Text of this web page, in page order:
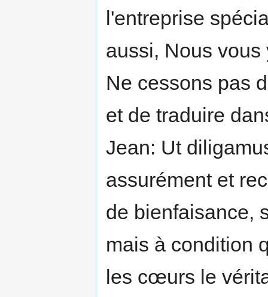
l'entreprise
aussi, Nous
Ne cessons pas
et de traduire
Jean: Ut
assurément et
de bienfaisance,
mais à condition
les cœurs le